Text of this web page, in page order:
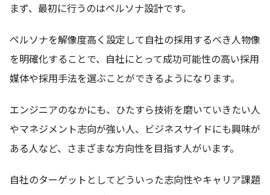
まず、最初に行うのはペルソナ設計です。
ペルソナを解像度高く設定して自社の採用するべき人物像
を明確化することで、自社にとって成功可能性の高い採用
媒体や採用手法を選ぶことができるようになります。
エンジニアのなかにも、ひたすら技術を磨いていきたい人
やマネジメント志向が強い人、ビジネスサイドにも興味が
ある人など、さまざまな方向性を目指す人がいます。
自社のターゲットとしてどういった志向性やキャリア課題